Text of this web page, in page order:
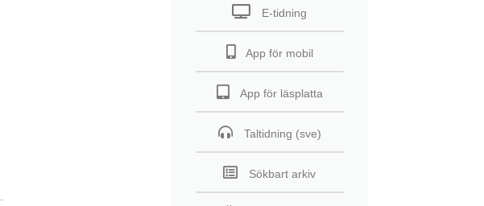
E-tidning
App för mobil
App för läsplatta
Taltidning (sve)
Sökbart arkiv